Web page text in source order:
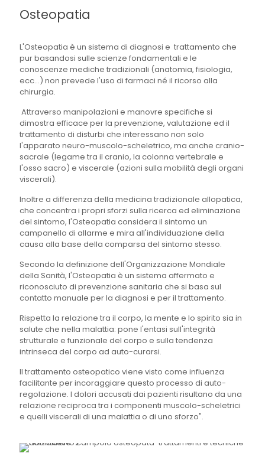
Osteopatia
L'Osteopatia è un sistema di diagnosi e trattamento che
pur basandosi sulle scienze fondamentali e le
conoscenze mediche tradizionali (anatomia, fisiologia,
ecc...) non prevede l'uso di farmaci né il ricorso alla
chirurgia.
Attraverso manipolazioni e manovre specifiche si
dimostra efficace per la prevenzione, valutazione ed il
trattamento di disturbi che interessano non solo
l'apparato neuro-muscolo-scheletrico, ma anche cranio-
sacrale (legame tra il cranio, la colonna vertebrale e
l'osso sacro) e viscerale (azioni sulla mobilità degli organi
viscerali).
Inoltre a differenza della medicina tradizionale allopatica,
che concentra i propri sforzi sulla ricerca ed eliminazione
del sintomo, l'Osteopatia considera il sintomo un
campanello di allarme e mira all'individuazione della
causa alla base della comparsa del sintomo stesso.
Secondo la definizione dell'Organizzazione Mondiale
della Sanità, l'Osteopatia è un sistema affermato e
riconosciuto di prevenzione sanitaria che si basa sul
contatto manuale per la diagnosi e per il trattamento.
Rispetta la relazione tra il corpo, la mente e lo spirito sia in
salute che nella malattia: pone l'entasi sull'integrità
strutturale e funzionale del corpo e sulla tendenza
intrinseca del corpo ad auto-curarsi.
Il trattamento osteopatico viene visto come influenza
facilitante per incoraggiare questo processo di auto-
regolazione. I dolori accusati dai pazienti risultano da una
relazione reciproca tra i componenti muscolo-scheletrici
e quelli viscerali di una malattia o di uno sforzo".